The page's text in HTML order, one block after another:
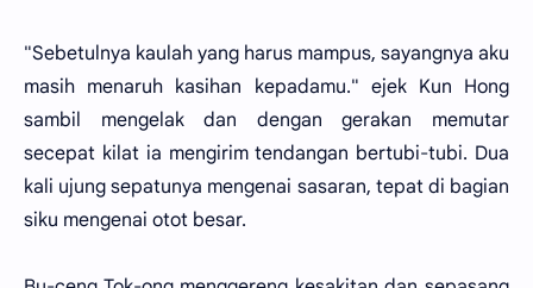
"Sebetulnya kaulah yang harus mampus, sayangnya aku
masih menaruh kasihan kepadamu." ejek Kun Hong
sambil mengelak dan dengan gerakan memutar
secepat kilat ia mengirim tendangan bertubi-tubi. Dua
kali ujung sepatunya mengenai sasaran, tepat di bagian
siku mengenai otot besar.